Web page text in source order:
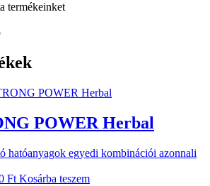
termékeinket
POWER Herbal
hatóanyagok egyedi kombinációi azonnali
FtCurrent
Kosárba teszem